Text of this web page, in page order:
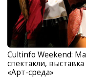
Cultinfo Weekend:
спектакли,
«Арт-среда»